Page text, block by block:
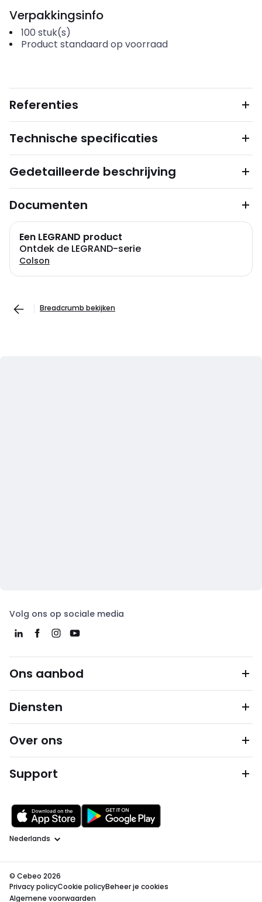
Verpakkingsinfo
100 stuk(s)
Product standaard op voorraad
Referenties
Technische specificaties
Gedetailleerde beschrijving
Documenten
Een LEGRAND product
Ontdek de LEGRAND-serie
Colson
Breadcrumb bekijken
Volg ons op sociale media
Ons aanbod
Diensten
Over ons
Support
Taal
© Cebeo 2026
Privacy policyCookie policyBeheer je cookies
Algemene voorwaarden